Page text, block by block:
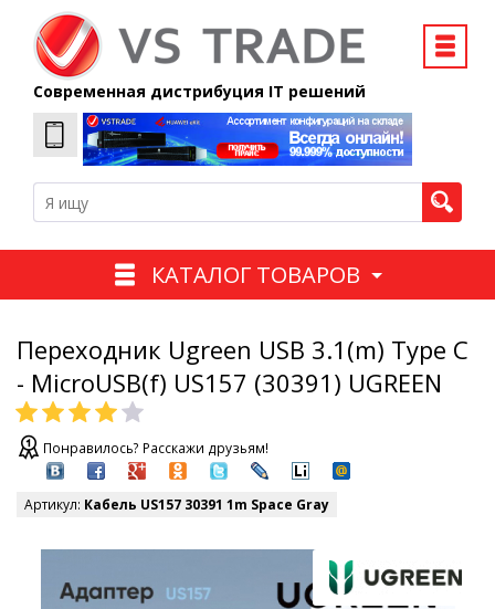
Современная дистрибуция IT решений
КАТАЛОГ ТОВАРОВ
Переходник Ugreen USB 3.1(m) Type C
- MicroUSB(f) US157 (30391) UGREEN
Понравилось? Расскажи друзьям!
Артикул: Кабель US157 30391 1m Space Gray